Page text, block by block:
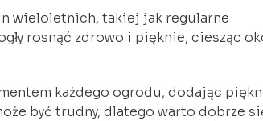
wieloletnich, takiej jak regularne
rosnąć zdrowo i pięknie, ciesząc
każdego ogrodu, dodając
być trudny, dlatego warto dobrze